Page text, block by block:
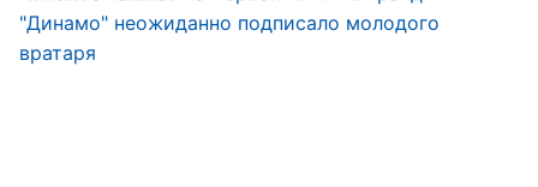
"Динамо" неожиданно подписало молодого
вратаря